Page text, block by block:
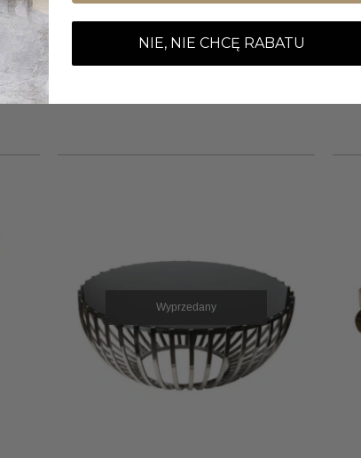
Wyprzedany
NIE, NIE CHCĘ RABATU